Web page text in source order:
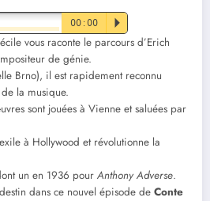
00:00 P
vous raconte le parcours d’Erich
de génie.
Brno), il est rapidement reconnu
la musique.
sont jouées à Vienne et saluées par
à Hollywood et révolutionne la
un en 1936 pour Anthony Adverse.
dans ce nouvel épisode de Conte